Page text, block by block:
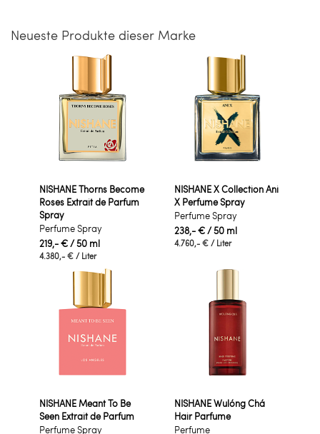
Neueste Produkte dieser Marke
NISHANE Thorns Become
Roses Extrait de Parfum
Spray
Perfume Spray
219,- €/ 50 ml
4.380,- € / Liter
NISHANE X Collection Ani
X Perfume Spray
Perfume Spray
238,- €/ 50 ml
4.760,- € / Liter
NISHANE Meant To Be
Seen Extrait de Parfum
Perfume Spray
NISHANE Wulóng Chá
Hair Parfume
Perfume